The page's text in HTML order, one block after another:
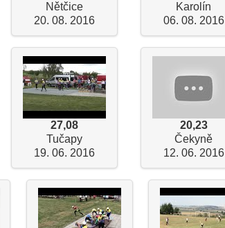
Nětčice
20. 08. 2016
Karolín
06. 08. 2016
27,08
Tučapy
19. 06. 2016
20,23
Čekyně
12. 06. 2016